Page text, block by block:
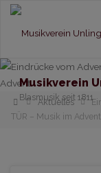
Musikverein
Blasmusik seit 1811
HomeAktuelles
TÜR – Musik im Advent